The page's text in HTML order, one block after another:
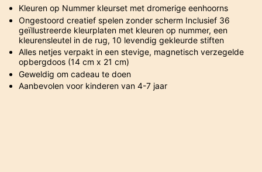
Kleuren op Nummer kleurset met dromerige eenhoorns
Ongestoord creatief spelen zonder scherm Inclusief 36
geïllustreerde kleurplaten met kleuren op nummer, een
kleurensleutel in de rug, 10 levendig gekleurde stiften
Alles netjes verpakt in een stevige, magnetisch verzegelde
opbergdoos (14 cm x 21 cm)
Geweldig om cadeau te doen
Aanbevolen voor kinderen van 4-7 jaar